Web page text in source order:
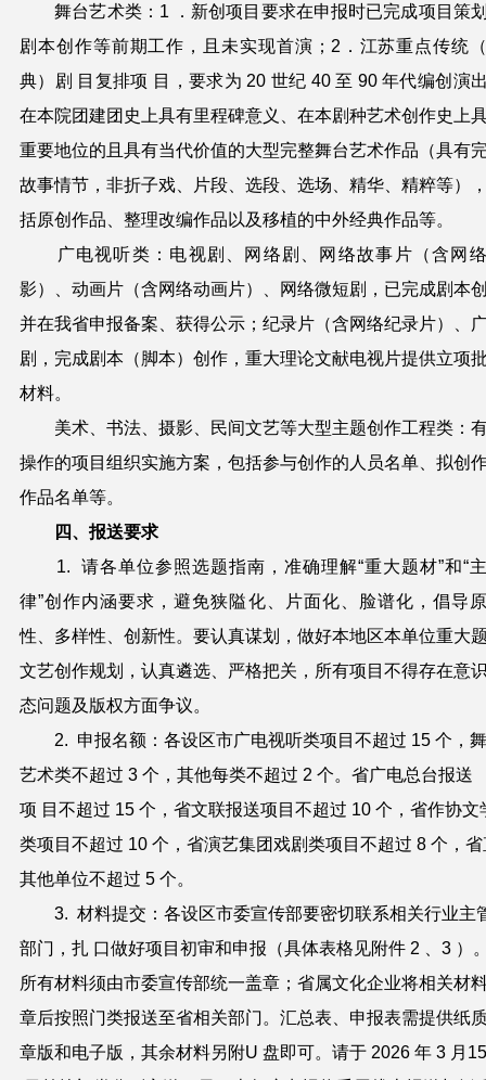
舞台艺术类： 1
．新创项目要求在申报时已完成项目策
剧本创作等前期工作，且未实现首演； 2 ．江苏重点传统
典） 剧 目复排项 目，要求为 20 世纪 40 至 90 年代编创演
在本院团建团史上具有里程碑意义、在本剧种艺术创作史上
重要地位的且具有当代价值的大型完整舞台艺术作品（具有
故事情节，非折子戏、片段、选段、选场、精华、精粹等）
括原创作品、整理改编作品以及移植的中外经典作品等。
广电视听类：电视剧、网络剧、网络故事片（含网
影）、 动画片（含网络动画片）、网络微短剧，已完成剧本
并在我省申报备案、获得公示；纪录片（含网络纪录片）、
剧，完成剧本（脚本）创作，重大理论文献电视片提供立项
材料。
美术、书法、摄影、民间文艺等大型主题创作工程类：
操作的项目组织实施方案，包括参与创作的人员名单、拟创
作品名单等。
四、报送要求
1. 请各单位参照选题指南，准确理解“重大题材”和“
律”创作内涵要求，避免狭隘化、片面化、脸谱化，倡导
性、多样性、创新性。要认真谋划，做好本地区本单位重大
文艺创作规划，认真遴选、严格把关，所有项目不得存在意
态问题及版权方面争议。
2. 申报名额：各设区市广电视听类项目不超过 15 个，舞
艺术类不超过 3 个，其他每类不超过 2 个。省广电总台报送
项 目不超过 15 个，省文联报送项目不超过 10 个， 省作协文
类项目不超过 10 个，省演艺集团戏剧类项目不超过 8 个，省
其他单位不超过 5 个。
3. 材料提交：各设区市委宣传部要密切联系相关行业主
部门，扎 口做好项目初审和申报（具体表格见附件 2 3 ）
所有材料须由市委宣传部统一盖章；省属文化企业将相关材
章后按照门类报送至省相关部门。汇总表、申报表需提供纸
章版和电子版，其余材料另附U 盘即可。请于 2026 年 3 月 15